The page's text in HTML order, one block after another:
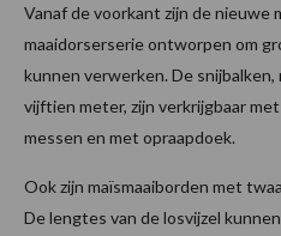
Vanaf de voorkant zijn de nieuwe
maaidorserserie ontworpen om
kunnen verwerken. De
vijftien meter, zijn verkrijgbaar
messen en met opraapdoek.
Ook zijn maïsmaaiborden met
De lengtes van de losvijzel